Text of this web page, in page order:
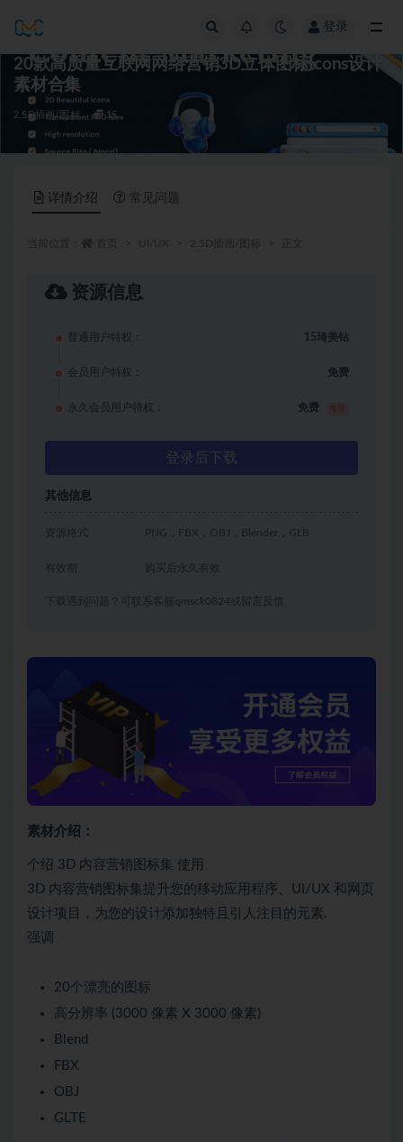
登录
20款高质量互联网网络营销3D立体图标Icons设计
素材合集
2.5D插画/图标 15
详情介绍 常见问题
资源信息
普通用户特权： 15琦美钻
会员用户特权： 免费
永久会员用户特权： 免费
登录后下载
其他信息
资源格式 PNG，FBX，OBJ，Blender，GLB
有效期 购买后永久有效
下载遇到问题？可联系客服qmsck0824或留言反馈
素材介绍：
个绍 3D 内容营销图标集 使用
3D 内容营销图标集提升您的移动应用程序、UI/UX 和网页
设计项目，为您的设计添加独特且引人注目的元素.
强调
20个漂亮的图标
高分辨率 (3000 像素 X 3000 像素)
Blend
FBX
OBJ
GLTE